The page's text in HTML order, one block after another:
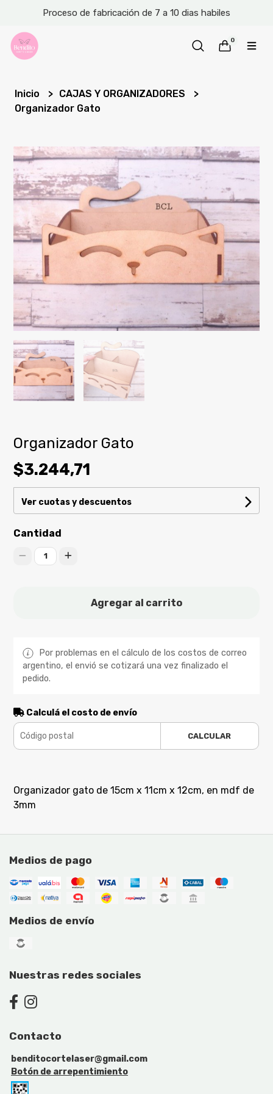
Proceso de fabricación de 7 a 10 dias habiles
0
Inicio
CAJAS Y ORGANIZADORES
Organizador Gato
Organizador Gato
$3.244,71
Ver cuotas y descuentos
Cantidad
1
Agregar al carrito
Por problemas en el cálculo de los costos de correo
argentino, el envió se cotizará una vez finalizado el
pedido.
Calculá el costo de envío
CALCULAR
Organizador gato de 15cm x 11cm x 12cm, en mdf de
3mm
Medios de pago
Medios de envío
Nuestras redes sociales
Contacto
benditocortelaser@gmail.com
Botón de arrepentimiento